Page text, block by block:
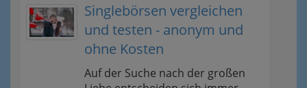
Singlebörsen vergleichen
und testen - anonym und
ohne Kosten
Auf der Suche nach der großen